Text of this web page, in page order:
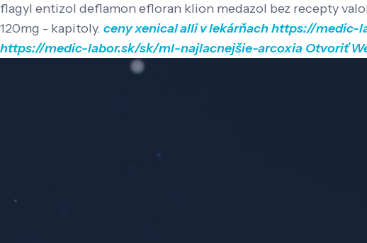
flagyl entizol deflamon efloran klion medazol bez recepty
120mg - kapitoly. ceny xenical alli v lekárňachhttps://medic-
https://medic-labor.sk/sk/ml-najlacnejšie-arcoxia Otvoriť